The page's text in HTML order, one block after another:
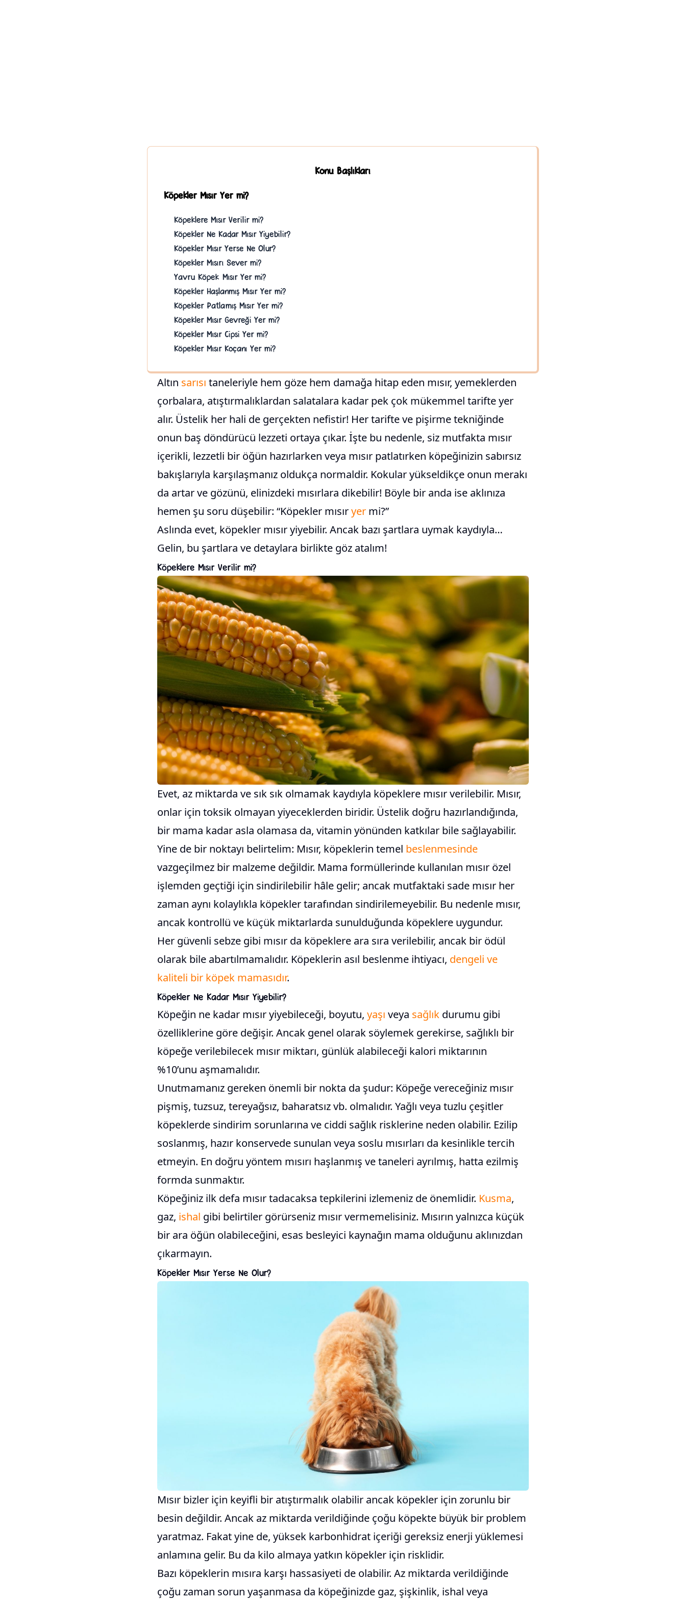
Konu Başlıkları
Köpekler Mısır Yer mi?
Köpeklere Mısır Verilir mi?
Köpekler Ne Kadar Mısır Yiyebilir?
Köpekler Mısır Yerse Ne Olur?
Köpekler Mısırı Sever mi?
Yavru Köpek Mısır Yer mi?
Köpekler Haşlanmış Mısır Yer mi?
Köpekler Patlamış Mısır Yer mi?
Köpekler Mısır Gevreği Yer mi?
Köpekler Mısır Cipsi Yer mi?
Köpekler Mısır Koçanı Yer mi?
Altın sarısı taneleriyle hem göze hem damağa hitap eden mısır, yemeklerden
çorbalara, atıştırmalıklardan salatalara kadar pek çok mükemmel tarifte yer
alır. Üstelik her hali de gerçekten nefistir! Her tarifte ve pişirme tekniğinde
onun baş döndürücü lezzeti ortaya çıkar. İşte bu nedenle, siz mutfakta mısır
içerikli, lezzetli bir öğün hazırlarken veya mısır patlatırken köpeğinizin sabırsız
bakışlarıyla karşılaşmanız oldukça normaldir. Kokular yükseldikçe onun merakı
da artar ve gözünü, elinizdeki mısırlara dikebilir! Böyle bir anda ise aklınıza
hemen şu soru düşebilir: “Köpekler mısıryer mi?”
Aslında evet, köpekler mısır yiyebilir. Ancak bazı şartlara uymak kaydıyla…
Gelin, bu şartlara ve detaylara birlikte göz atalım!
Köpeklere Mısır Verilir mi?
Evet, az miktarda ve sık sık olmamak kaydıyla köpeklere mısır verilebilir. Mısır,
onlar için toksik olmayan yiyeceklerden biridir. Üstelik doğru hazırlandığında,
bir mama kadar asla olamasa da, vitamin yönünden katkılar bile sağlayabilir.
Yine de bir noktayı belirtelim: Mısır, köpeklerin temel beslenmesinde
vazgeçilmez bir malzeme değildir. Mama formüllerinde kullanılan mısır özel
işlemden geçtiği için sindirilebilir hâle gelir; ancak mutfaktaki sade mısır her
zaman aynı kolaylıkla köpekler tarafından sindirilemeyebilir. Bu nedenle mısır,
ancak kontrollü ve küçük miktarlarda sunulduğunda köpeklere uygundur.
Her güvenli sebze gibi mısır da köpeklere ara sıra verilebilir, ancak bir ödül
olarak bile abartılmamalıdır. Köpeklerin asıl beslenme ihtiyacı, dengeli ve
kaliteli bir köpek mamasıdır.
Köpekler Ne Kadar Mısır Yiyebilir?
Köpeğin ne kadar mısır yiyebileceği, boyutu, yaşı veya sağlık durumu gibi
özelliklerine göre değişir. Ancak genel olarak söylemek gerekirse, sağlıklı bir
köpeğe verilebilecek mısır miktarı, günlük alabileceği kalori miktarının
%10’unu aşmamalıdır.
Unutmamanız gereken önemli bir nokta da şudur: Köpeğe vereceğiniz mısır
pişmiş, tuzsuz, tereyağsız, baharatsız vb. olmalıdır. Yağlı veya tuzlu çeşitler
köpeklerde sindirim sorunlarına ve ciddi sağlık risklerine neden olabilir. Ezilip
soslanmış, hazır konservede sunulan veya soslu mısırları da kesinlikle tercih
etmeyin. En doğru yöntem mısırı haşlanmış ve taneleri ayrılmış, hatta ezilmiş
formda sunmaktır.
Köpeğiniz ilk defa mısır tadacaksa tepkilerini izlemeniz de önemlidir. Kusma,
gaz, ishal gibi belirtiler görürseniz mısır vermemelisiniz. Mısırın yalnızca küçük
bir ara öğün olabileceğini, esas besleyici kaynağın mama olduğunu aklınızdan
çıkarmayın.
Köpekler Mısır Yerse Ne Olur?
Mısır bizler için keyifli bir atıştırmalık olabilir ancak köpekler için zorunlu bir
besin değildir. Ancak az miktarda verildiğinde çoğu köpekte büyük bir problem
yaratmaz. Fakat yine de, yüksek karbonhidrat içeriği gereksiz enerji yüklemesi
anlamına gelir. Bu da kilo almaya yatkın köpekler için risklidir.
Bazı köpeklerin mısıra karşı hassasiyeti de olabilir. Az miktarda verildiğinde
çoğu zaman sorun yaşanmasa da köpeğinizde gaz, şişkinlik, ishal veya